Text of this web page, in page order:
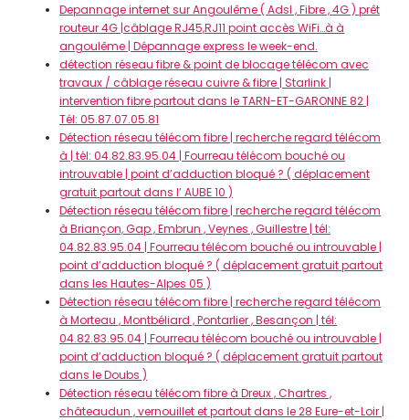
Depannage internet sur Angoulême ( Adsl , Fibre , 4G ) prêt
routeur 4G |câblage RJ45,RJ11 point accès WiFi…à à
angoulême | Dépannage express le week-end.
détection réseau fibre & point de blocage télécom avec
travaux / câblage réseau cuivre & fibre | Starlink |
intervention fibre partout dans le TARN-ET-GARONNE 82 |
Tél: 05.87.07.05.81
Détection réseau télécom fibre | recherche regard télécom
à | tél: 04.82.83.95.04 | Fourreau télécom bouché ou
introuvable | point d’adduction bloqué ? ( déplacement
gratuit partout dans l’ AUBE 10 )
Détection réseau télécom fibre | recherche regard télécom
à Briançon, Gap , Embrun , Veynes , Guillestre | tél:
04.82.83.95.04 | Fourreau télécom bouché ou introuvable |
point d’adduction bloqué ? ( déplacement gratuit partout
dans les Hautes-Alpes 05 )
Détection réseau télécom fibre | recherche regard télécom
à Morteau , Montbéliard , Pontarlier , Besançon | tél:
04.82.83.95.04 | Fourreau télécom bouché ou introuvable |
point d’adduction bloqué ? ( déplacement gratuit partout
dans le Doubs )
Détection réseau télécom fibre à Dreux , Chartres ,
châteaudun , vernouillet et partout dans le 28 Eure-et-Loir |